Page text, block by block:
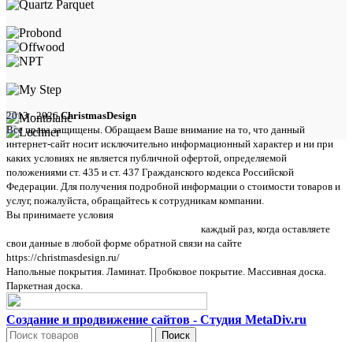
2013 - 2026ChristmasDesign
Все права защищены. Обращаем Ваше внимание на то, что данный
интернет-сайт носит исключительно информационный характер и ни при
каких условиях не является публичной офертой, определяемой
положениями ст. 435 и ст. 437 Гражданского кодекса Российской
Федерации. Для получения подробной информации о стоимости товаров и
услуг, пожалуйста, обращайтесь к сотрудникам компании.
Вы принимаете условия
каждый раз, когда оставляете
свои данные в любой форме обратной связи на сайте
https://christmasdesign.ru/
Напольные покрытия. Ламинат. Пробковое покрытие. Массивная доска.
Паркетная доска.
Создание и продвижение сайтов - Студия MetaDiv.ru
Поиск